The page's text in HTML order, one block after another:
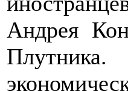
Андрея